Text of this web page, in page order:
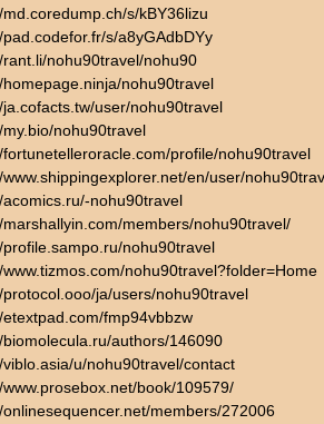
md.coredump.ch/s/kBY36lizu
pad.codefor.fr/s/a8yGAdbDYy
rant.li/nohu90travel/nohu90
homepage.ninja/nohu90travel
ja.cofacts.tw/user/nohu90travel
my.bio/nohu90travel
fortunetelleroracle.com/profile/nohu90travel
www.shippingexplorer.net/en/user/
acomics.ru/-nohu90travel
marshallyin.com/members/nohu90travel/
profile.sampo.ru/nohu90travel
www.tizmos.com/nohu90travel?folder=Home
protocol.ooo/ja/users/nohu90travel
etextpad.com/fmp94vbbzw
biomolecula.ru/authors/146090
viblo.asia/u/nohu90travel/contact
www.prosebox.net/book/109579/
onlinesequencer.net/members/272006